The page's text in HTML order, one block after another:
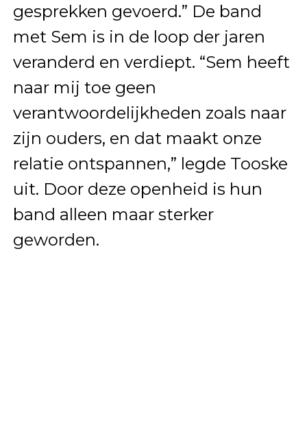
gesprekken gevoerd.” De band
met Sem is in de loop der jaren
veranderd en verdiept. “Sem heeft
naar mij toe geen
verantwoordelijkheden zoals naar
zijn ouders, en dat maakt onze
relatie ontspannen,” legde Tooske
uit. Door deze openheid is hun
band alleen maar sterker
geworden.